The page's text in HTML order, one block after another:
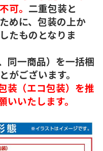
可。 二重包装と
めに、包装の上か
たものとなりま
同一商品）を一括梱
がございます。
装（エコ包装）を推
いたします。